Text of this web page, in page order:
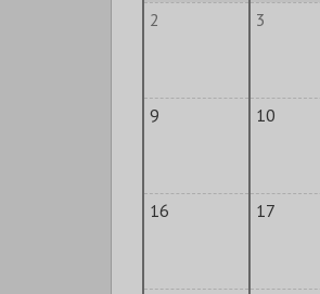
2 3
9 10
16 17